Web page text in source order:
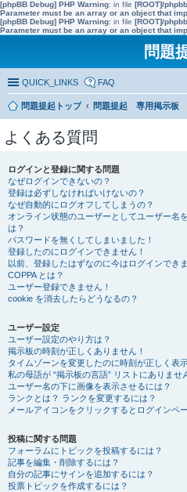
[phpBB Debug] PHP Warning: in file [ROOT]/
Parameter must be an array or an object that
[phpBB Debug] PHP Warning: in file [ROOT]/
Parameter must be an array or an object that
問題
QUICK_LINKS FAQ
問題提起トップ
問題提起 専用掲示板
よくある質問
ログインと登録に関する問題
なぜログインできないの？
登録は必ずしなければいけないの？
なぜ自動的にログオフしてしまうの？
オンライン状態のユーザーとしてユーザー名
は？
パスワードを無くしてしまいました！
登録したのにログインできません！
以前、登録したはずなのに今はログインできま
COPPA とは？
ユーザー登録できません！
cookie を消去したらどうなるの？
ユーザー設定
ユーザー設定のやり方は？
掲示板の時刻が正しくありません！
タイムゾーンを変更したのに時刻が正しく表
私の母語が “掲示板の言語” リストにありませ
ユーザー名の下に画像を表示させるには？
ランクとは？ ランクを変更するには？
メールアイコンをクリックするとログインペ
投稿に関する問題
フォーラムにトピックを投稿するには？
記事を編集・削除するには？
自分の記事にサインを追加するには？
投票トピックを作成するには？